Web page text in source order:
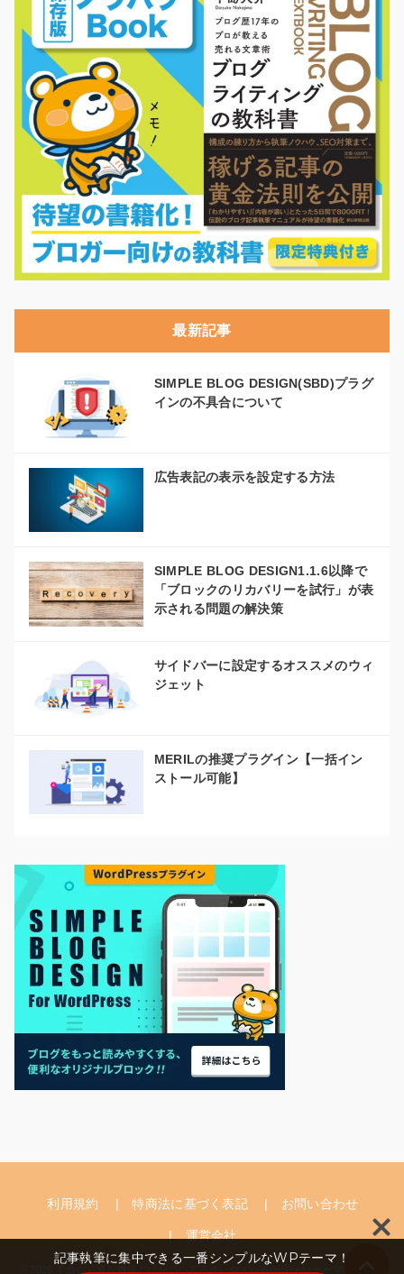
最新記事
SIMPLE BLOG DESIGN(SBD)プラグ
インの不具合について
広告表記の表示を設定する方法
SIMPLE BLOG DESIGN1.1.6以降で
「ブロックのリカバリーを試行」が表
示される問題の解決策
サイドバーに設定するオススメのウィ
ジェット
MERILの推奨プラグイン【一括イン
ストール可能】
利用規約 特商法に基づく表記 お問い合わせ
運営会社
© 2026 本当に必要な機能だけがついてる使いやすいWordPressテーマ「MERIL
記事執筆に集中できる一番シンプルなWPテーマ！